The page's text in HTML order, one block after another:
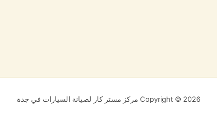
Copyright © 2026 مركز مستر كار لصيانة السيارات في جدة